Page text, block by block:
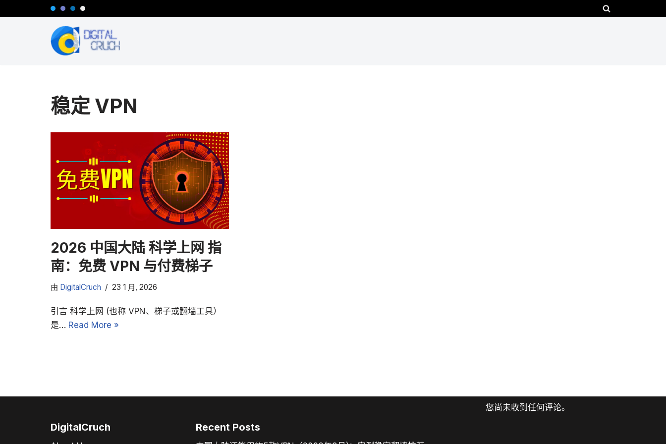
稳定 VPN
2026 中国大陆 科学上网 指
南：免费 VPN 与付费梯子
由 DigitalCruch 23 1 月, 2026
引言 科学上网 (也称 VPN、梯子或翻墙工具）
是… Read More »
DigitalCruch Recent Posts
您尚未收到任何评论。